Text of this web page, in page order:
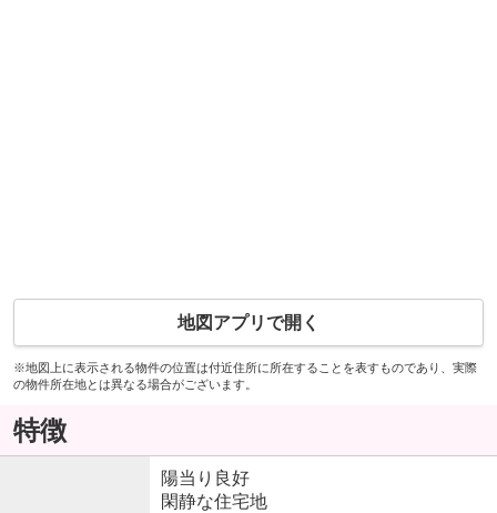
地図アプリで開く
※地図上に表示される物件の位置は付近住所に所在することを表すものであり、実際
の物件所在地とは異なる場合がございます。
特徴
陽当り良好
閑静な住宅地